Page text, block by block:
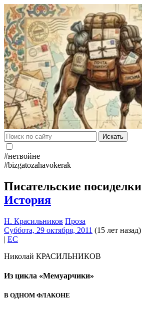
Искать
#нетвойне
#bizgatozahavokerak
Писательские посиделки
История
Н. Красильников Проза
Суббота, 29 октября, 2011 (15 лет назад)
| EC
Николай КРАСИЛЬНИКОВ
Из цикла «Мемуарчики»
В ОДНОМ ФЛАКОНЕ